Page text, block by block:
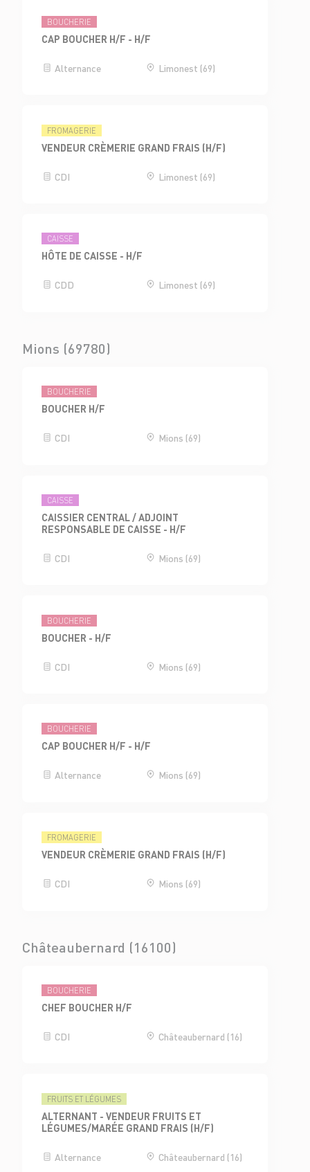
BOUCHERIE
CAP BOUCHER H/F - H/F
Alternance Limonest (69)
FROMAGERIE
VENDEUR CRÈMERIE GRAND FRAIS (H/F)
CDI Limonest (69)
CAISSE
HÔTE DE CAISSE - H/F
CDD Limonest (69)
Mions (69780)
BOUCHERIE
BOUCHER H/F
CDI Mions (69)
CAISSE
CAISSIER CENTRAL / ADJOINT
RESPONSABLE DE CAISSE - H/F
CDI Mions (69)
BOUCHERIE
BOUCHER - H/F
CDI Mions (69)
BOUCHERIE
CAP BOUCHER H/F - H/F
Alternance Mions (69)
FROMAGERIE
VENDEUR CRÈMERIE GRAND FRAIS (H/F)
CDI Mions (69)
Châteaubernard (16100)
BOUCHERIE
CHEF BOUCHER H/F
CDI Châteaubernard (16)
FRUITS ET LÉGUMES
ALTERNANT - VENDEUR FRUITS ET
LÉGUMES/MARÉE GRAND FRAIS (H/F)
Alternance Châteaubernard (16)